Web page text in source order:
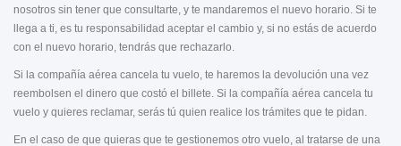
nosotros sin tener que consultarte, y te mandaremos el nuevo horario. Si te
llega a ti, es tu responsabilidad aceptar el cambio y, si no estás de acuerdo
con el nuevo horario, tendrás que rechazarlo.
Si la compañía aérea cancela tu vuelo, te haremos la devolución una vez
reembolsen el dinero que costó el billete. Si la compañía aérea cancela tu
vuelo y quieres reclamar, serás tú quien realice los trámites que te pidan.
En el caso de que quieras que te gestionemos otro vuelo, al tratarse de una